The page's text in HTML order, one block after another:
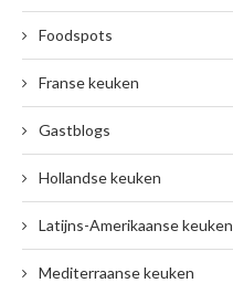
Foodspots
Franse keuken
Gastblogs
Hollandse keuken
Latijns-Amerikaanse keuken
Mediterraanse keuken